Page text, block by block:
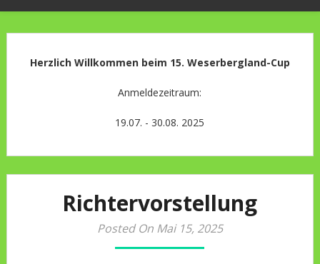
Herzlich Willkommen beim 15. Weserbergland-Cup
Anmeldezeitraum:
19.07. - 30.08. 2025
Richtervorstellung
Posted On Mai 15, 2025